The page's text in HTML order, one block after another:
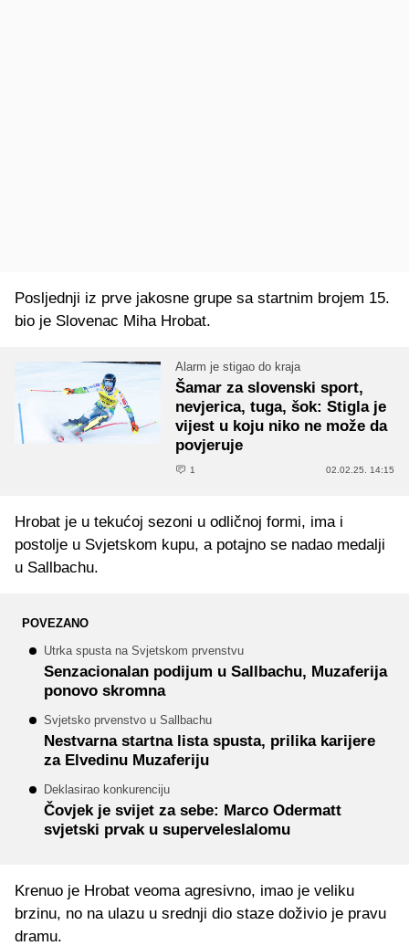
Posljednji iz prve jakosne grupe sa startnim brojem 15.
bio je Slovenac Miha Hrobat.
Alarm je stigao do kraja
Šamar za slovenski sport,
nevjerica, tuga, šok: Stigla je
vijest u koju niko ne može da
povjeruje
1 02.02.25. 14:15
Hrobat je u tekućoj sezoni u odličnoj formi, ima i
postolje u Svjetskom kupu, a potajno se nadao medalji
u Sallbachu.
POVEZANO
Utrka spusta na Svjetskom prvenstvu
Senzacionalan podijum u Sallbachu, Muzaferija
ponovo skromna
Svjetsko prvenstvo u Sallbachu
Nestvarna startna lista spusta, prilika karijere
za Elvedinu Muzaferiju
Deklasirao konkurenciju
Čovjek je svijet za sebe: Marco Odermatt
svjetski prvak u superveleslalomu
Krenuo je Hrobat veoma agresivno, imao je veliku
brzinu, no na ulazu u srednji dio staze doživio je pravu
dramu.